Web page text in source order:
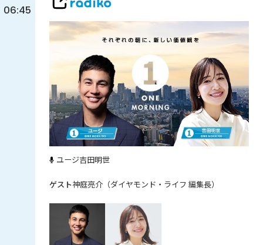
06:45
ユージ吉田明世
神庭亮介（ダイヤモンド・ライフ 編集長）